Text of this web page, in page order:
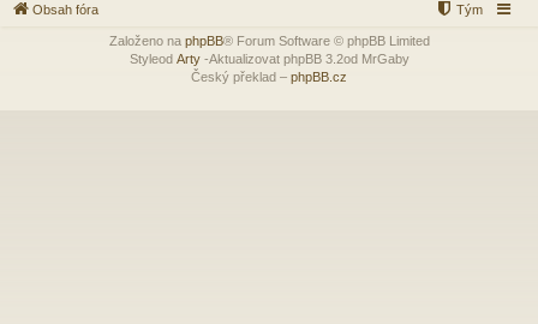
Obsah fóra Tým
Založeno na phpBB® Forum Software © phpBB Limited
Styleod Arty-Aktualizovat phpBB 3.2od MrGaby
Český překlad – phpBB.cz